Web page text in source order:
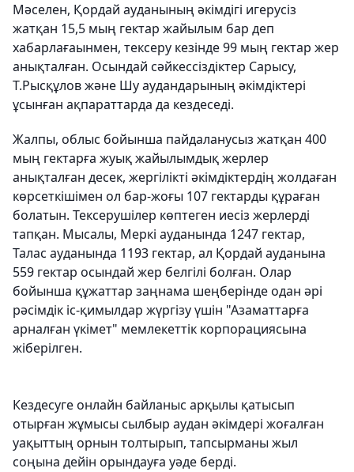
Мәселен, Қордай ауданының әкімдігі игерусіз
жатқан 15,5 мың гектар жайылым бар деп
хабарлағаынмен, тексеру кезінде 99 мың гектар жер
анықталған. Осындай сәйкессіздіктер Сарысу,
Т.Рысқұлов және Шу аудандарының әкімдіктері
ұсынған ақпараттарда да кездеседі.
Жалпы, облыс бойынша пайдаланусыз жатқан 400
мың гектарға жуық жайылымдық жерлер
анықталған десек, жергілікті әкімдіктердің жолдаған
көрсеткішімен ол бар-жоғы 107 гектарды құраған
болатын. Тексерушілер көптеген иесіз жерлерді
тапқан. Мысалы, Меркі ауданында 1247 гектар,
Талас ауданында 1193 гектар, ал Қордай ауданына
559 гектар осындай жер белгілі болған. Олар
бойынша құжаттар заңнама шеңберінде одан әрі
рәсімдік іс-қимылдар жүргізу үшін "Азаматтарға
арналған үкімет" мемлекеттік корпорациясына
жіберілген.
Кездесуге онлайн байланыс арқылы қатысып
отырған жұмысы сылбыр аудан әкімдері жоғалған
уақыттың орнын толтырып, тапсырманы жыл
соңына дейін орындауға уәде берді.